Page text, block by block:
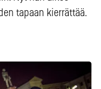
tapaan kierrättää.